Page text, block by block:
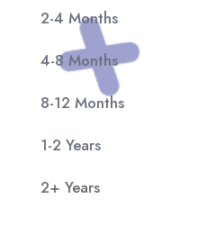
2-4 Months
4-8 Months
8-12 Months
1-2 Years
2+ Years